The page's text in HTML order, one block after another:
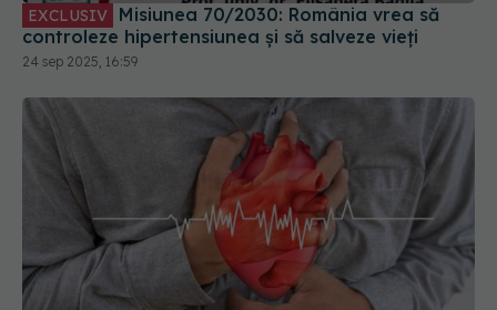
EXCLUSIV
controleze hipertensiunea și să salveze vieți
24 sep 2025, 16:59